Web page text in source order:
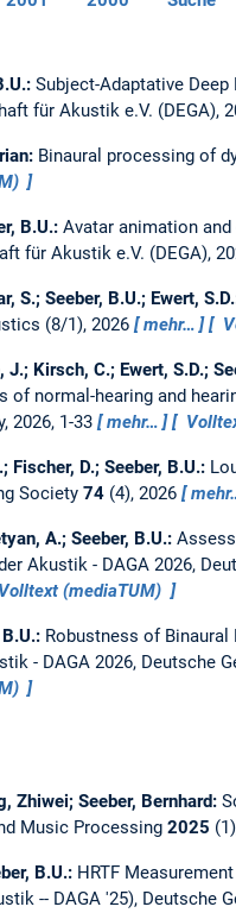
Subject-Adaptative
für Akustik e.V. (DEGA),
Binaural processing of
B.U.: Avatar animation
für Akustik e.V. (DEGA),
S.; Seeber, B.U.; Ewert,
(8/1), 2026 mehr…
J.; Kirsch, C.; Ewert, S.D.;
of normal-hearing and
2026, 1-33
mehr…
Fischer, D.; Seeber, B.U.:
Society 74(4), 2026
A.; Seeber, B.U.:
Akustik - DAGA 2026,
Volltext (mediaTUM)
Robustness of
- DAGA 2026, Deutsche
Zhiwei; Seeber, Bernhard:
Music Processing 2025
B.U.: HRTF
-- DAGA '25), Deutsche